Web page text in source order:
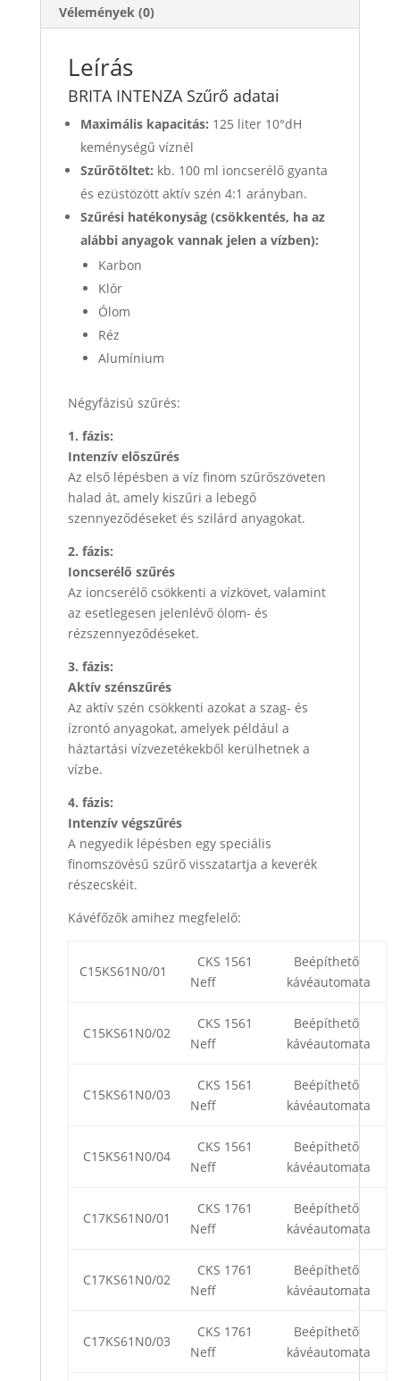
Vélemények (0)
Leírás
BRITA INTENZA Szűrő adatai
Maximális kapacitás: 125 liter 10°dH
keménységű víznél
Szűrőtöltet: kb. 100 ml ioncserélő gyanta
és ezüstözött aktív szén 4:1 arányban.
Szűrési hatékonyság (csökkentés, ha az
alábbi anyagok vannak jelen a vízben):
Karbon
Klór
Ólom
Réz
Alumínium
Négyfázisú szűrés:
1. fázis:
Intenzív előszűrés
Az első lépésben a víz finom szűrőszöveten
halad át, amely kiszűri a lebegő
szennyeződéseket és szilárd anyagokat.
2. fázis:
Ioncserélő szűrés
Az ioncserélő csökkenti a vízkövet, valamint
az esetlegesen jelenlévő ólom- és
rézszennyeződéseket.
3. fázis:
Aktív szénszűrés
Az aktív szén csökkenti azokat a szag- és
ízrontó anyagokat, amelyek például a
háztartási vízvezetékekből kerülhetnek a
vízbe.
4. fázis:
Intenzív végszűrés
A negyedik lépésben egy speciális
finomszövésű szűrő visszatartja a keverék
részecskéit.
Kávéfőzők amihez megfelelő:
C15KS61N0/01
CKS 1561
Neff
Beépíthető
kávéautomata
C15KS61N0/02
CKS 1561
Neff
Beépíthető
kávéautomata
C15KS61N0/03
CKS 1561
Neff
Beépíthető
kávéautomata
C15KS61N0/04
CKS 1561
Neff
Beépíthető
kávéautomata
C17KS61N0/01
CKS 1761
Neff
Beépíthető
kávéautomata
C17KS61N0/02
CKS 1761
Neff
Beépíthető
kávéautomata
C17KS61N0/03
CKS 1761
Neff
Beépíthető
kávéautomata